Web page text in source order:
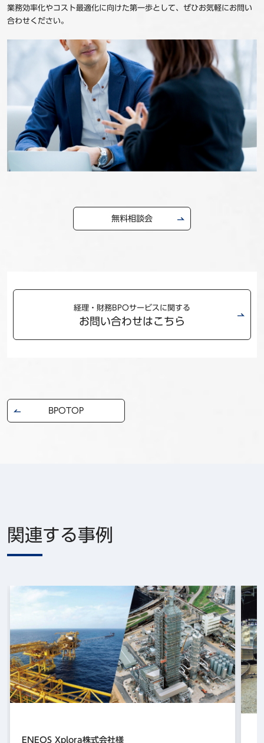
業務効率化やコスト最適化に向けた第一歩として、ぜひお気軽にお問い
合わせください。
無料相談会
経理・財務BPOサービスに関する
お問い合わせはこちら
BPOTOP
関連する事例
ENEOS Xplora株式会社様